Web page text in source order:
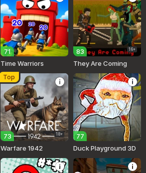
71
Time Warriors
83 16+
They Are Coming
73 18+
Top
Warfare 1942
77
Duck Playground 3D